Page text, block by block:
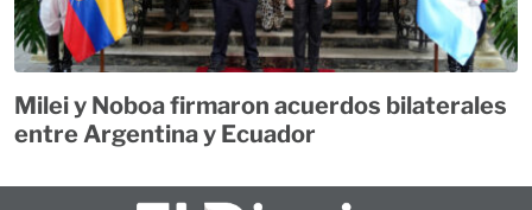
Milei y Noboa firmaron acuerdos bilaterales
entre Argentina y Ecuador